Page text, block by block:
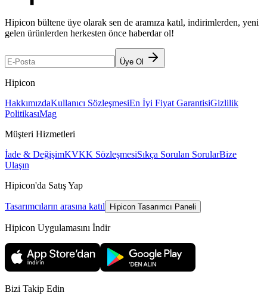
Hipicon bültene üye olarak sen de aramıza katıl, indirimlerden, yeni
gelen ürünlerden herkesten önce haberdar ol!
Üye Ol
Hipicon
HakkımızdaKullanıcı SözleşmesiEn İyi Fiyat GarantisiGizlilik
PolitikasıMag
Müşteri Hizmetleri
İade & DeğişimKVKK SözleşmesiSıkça Sorulan SorularBize
Ulaşın
Hipicon'da Satış Yap
Tasarımcıların arasına katıl Hipicon Tasarımcı Paneli
Hipicon Uygulamasını İndir
Bizi Takip Edin